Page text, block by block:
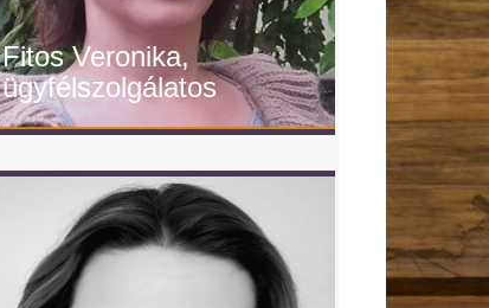
ügyfélszolgálatos"/>
Fitos Veronika,
ügyfélszolgálatos